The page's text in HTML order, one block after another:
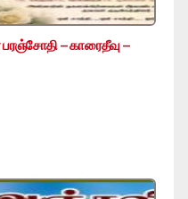
– காரைதீவு –